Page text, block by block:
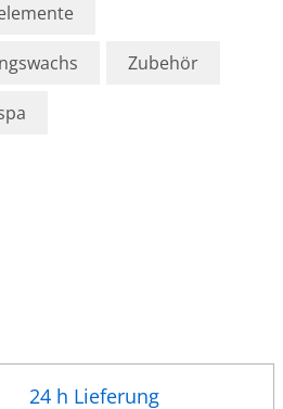
Zubehör
24 h Lieferung